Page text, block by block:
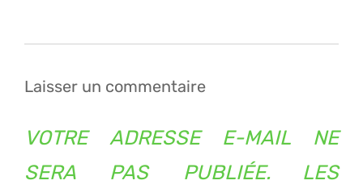
Laisser un commentaire
VOTRE ADRESSE E-MAIL NE
SERA PAS PUBLIÉE.
LES